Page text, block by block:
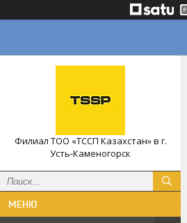
Филиал ТОО «ТССП Казахстан» в г.
Усть-Каменогорск